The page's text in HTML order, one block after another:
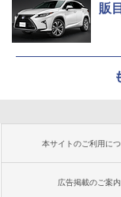
販
本サイトのご利用に
広告掲載のご案内